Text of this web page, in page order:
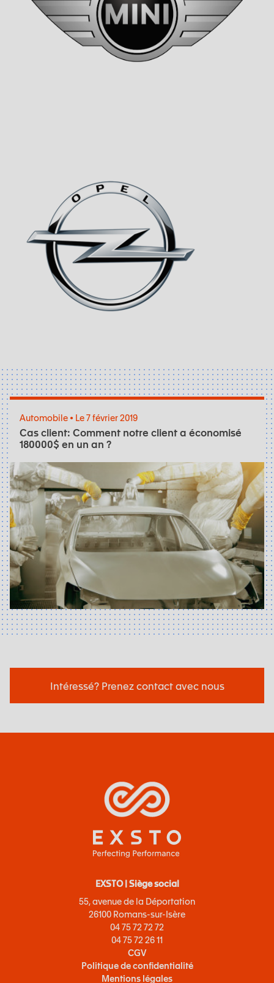
Automobile • Le 7 février 2019
Cas client: Comment notre client a économisé
180000$ en un an ?
Intéressé? Prenez contact avec nous
EXSTO | Siège social
55, avenue de la Déportation
26100 Romans-sur-Isère
04 75 72 72 72
04 75 72 26 11
CGV
Politique de confidentialité
Mentions légales